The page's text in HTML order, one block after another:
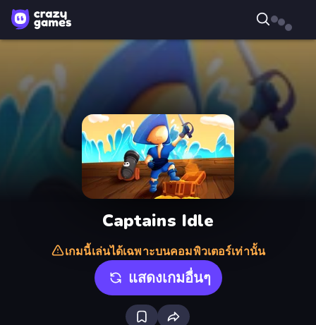
Captains Idle
เกมนี้เล่นได้เฉพาะบนคอมพิวเตอร์เท่านั้น
แสดงเกมอื่นๆ